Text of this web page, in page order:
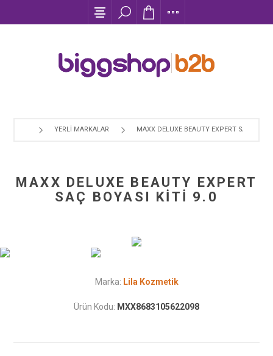
YERLI MARKALAR MAXX DELUXE BEAUTY EXPERT SAÇ
MAXX DELUXE BEAUTY EXPERT
SAÇ BOYASI KİTİ 9.0
Marka: Lila Kozmetik
Ürün Kodu: MXX8683105622098